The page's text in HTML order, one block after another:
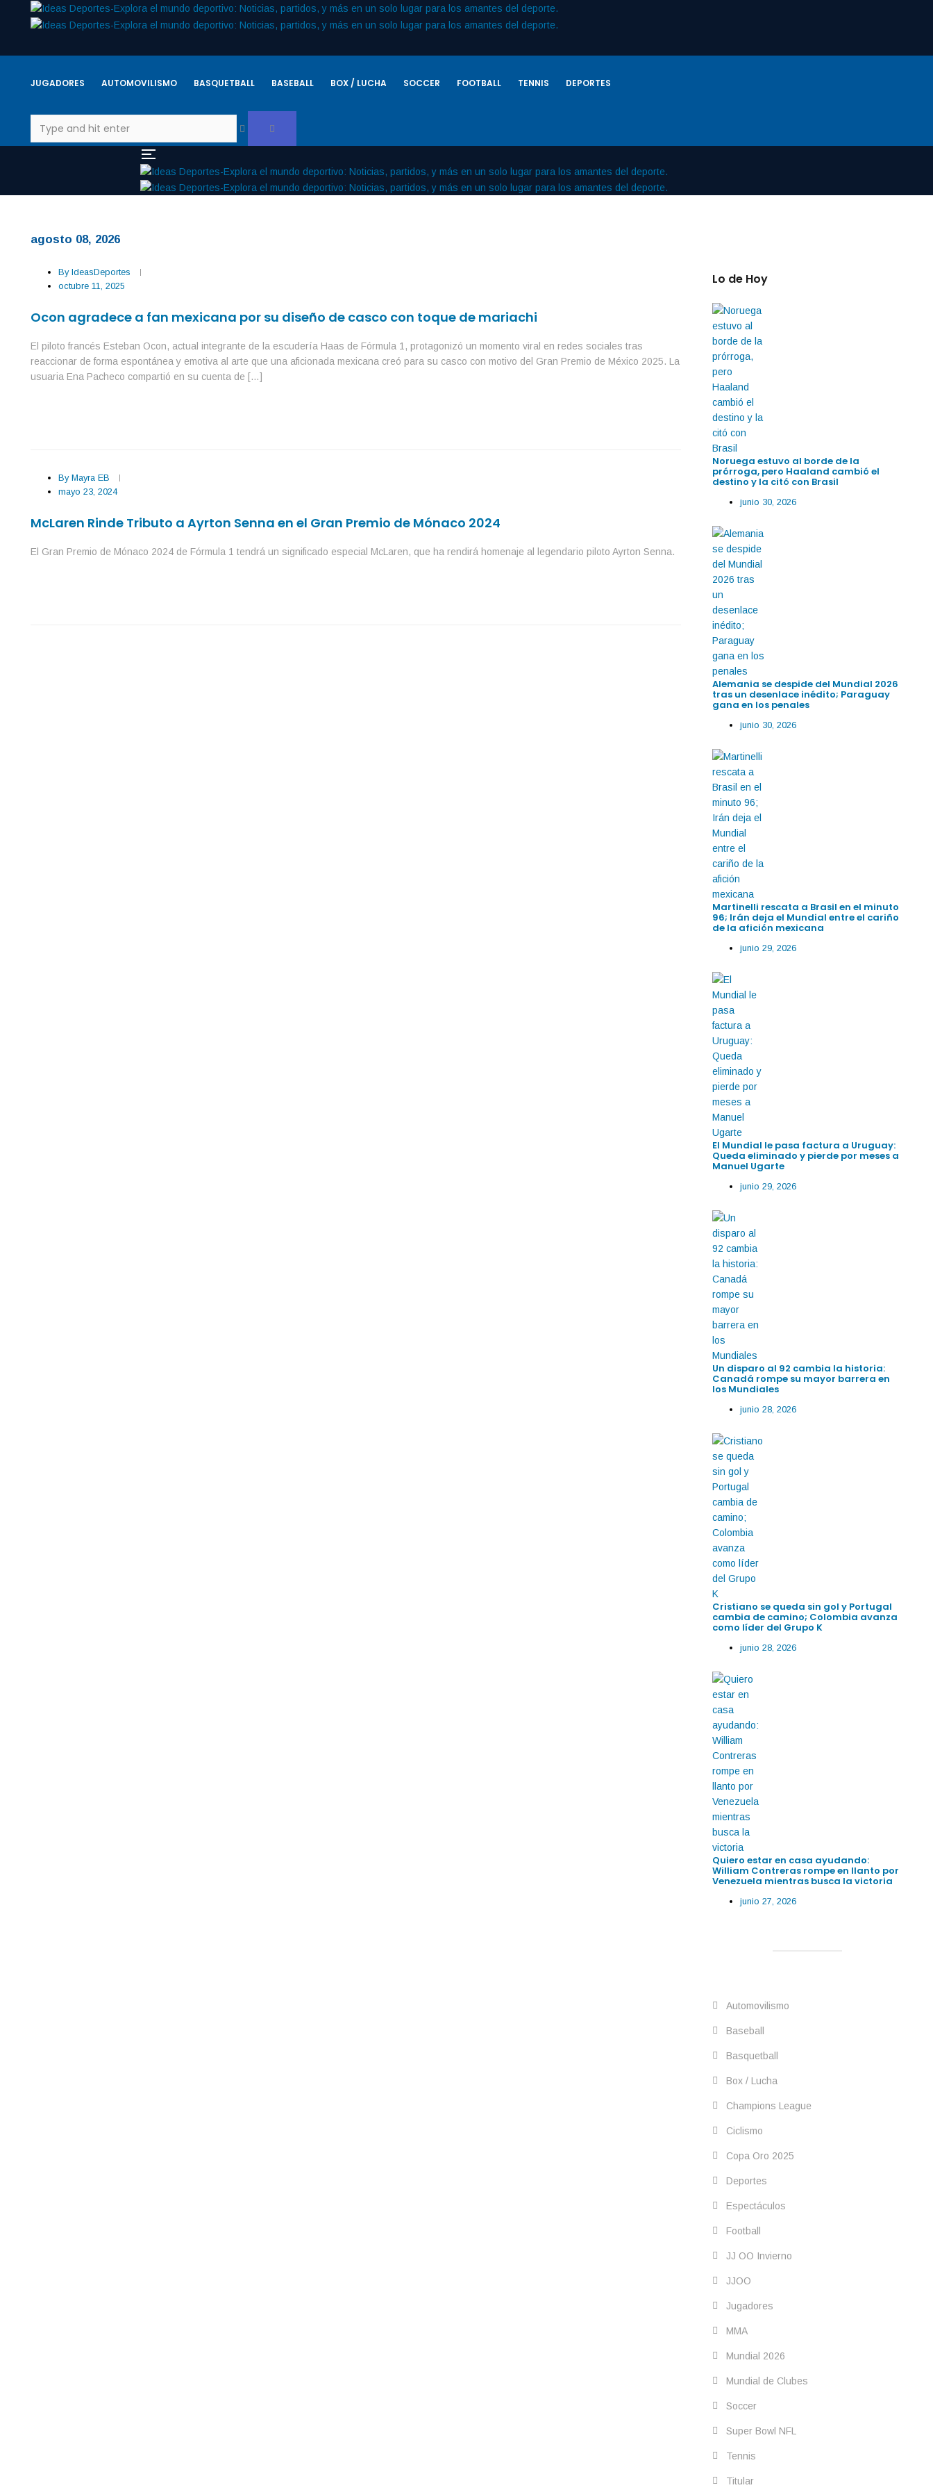
JUGADORES AUTOMOVILISMO BASQUETBALL BASEBALL BOX / LUCHA SOCCER FOOTBALL TENNIS DEPORTES
agosto 08, 2026
By IdeasDeportes
octubre 11, 2025
Ocon agradece a fan mexicana por su diseño de casco con toque de mariachi
El piloto francés Esteban Ocon, actual integrante de la escudería Haas de Fórmula 1, protagonizó un momento viral en redes sociales tras
reaccionar de forma espontánea y emotiva al arte que una aficionada mexicana creó para su casco con motivo del Gran Premio de México 2025. La
usuaria Ena Pacheco compartió en su cuenta de […]
By Mayra EB
mayo 23, 2024
McLaren Rinde Tributo a Ayrton Senna en el Gran Premio de Mónaco 2024
El Gran Premio de Mónaco 2024 de Fórmula 1 tendrá un significado especial McLaren, que ha rendirá homenaje al legendario piloto Ayrton Senna.
Lo de Hoy
Noruega estuvo al borde de la
prórroga, pero Haaland cambió el
destino y la citó con Brasil
junio 30, 2026
Alemania se despide del Mundial 2026
tras un desenlace inédito; Paraguay
gana en los penales
junio 30, 2026
Martinelli rescata a Brasil en el minuto
96; Irán deja el Mundial entre el cariño
de la afición mexicana
junio 29, 2026
El Mundial le pasa factura a Uruguay:
Queda eliminado y pierde por meses a
Manuel Ugarte
junio 29, 2026
Un disparo al 92 cambia la historia:
Canadá rompe su mayor barrera en
los Mundiales
junio 28, 2026
Cristiano se queda sin gol y Portugal
cambia de camino; Colombia avanza
como líder del Grupo K
junio 28, 2026
Quiero estar en casa ayudando:
William Contreras rompe en llanto por
Venezuela mientras busca la victoria
junio 27, 2026
Automovilismo
Baseball
Basquetball
Box / Lucha
Champions League
Ciclismo
Copa Oro 2025
Deportes
Espectáculos
Football
JJ OO Invierno
JJOO
Jugadores
MMA
Mundial 2026
Mundial de Clubes
Soccer
Super Bowl NFL
Tennis
Titular